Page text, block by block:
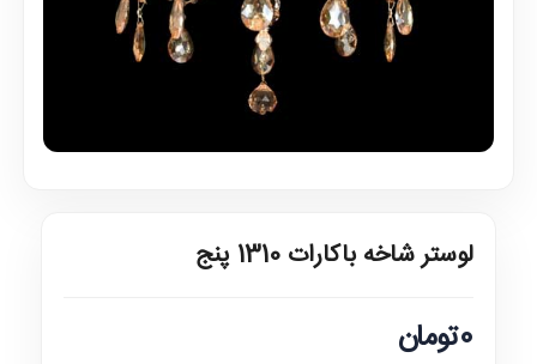
لوستر شاخه باکارات 1310 پنج
0تومان